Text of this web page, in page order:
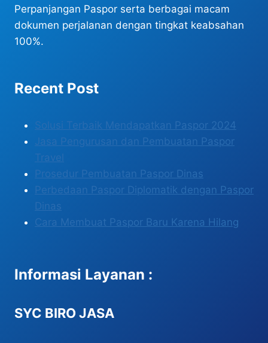
Perpanjangan Paspor serta berbagai macam
dokumen perjalanan dengan tingkat keabsahan
100%.
Recent Post
Solusi Terbaik Mendapatkan Paspor 2024
Jasa Pengurusan dan Pembuatan Paspor
Travel
Prosedur Pembuatan Paspor Dinas
Perbedaan Paspor Diplomatik dengan Paspor
Dinas
Cara Membuat Paspor Baru Karena Hilang
Informasi Layanan :
SYC BIRO JASA